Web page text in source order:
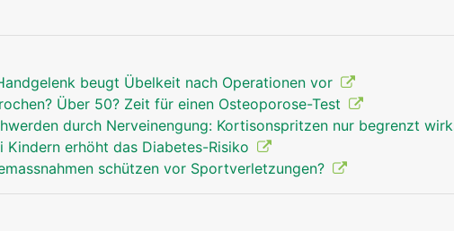
beugt Übelkeit nach Operationen vor
Über 50? Zeit für einen Osteoporose-Test
durch Nerveinengung: Kortisonspritzen nur begrenzt
Kindern erhöht das Diabetes-Risiko
schützen vor Sportverletzungen?